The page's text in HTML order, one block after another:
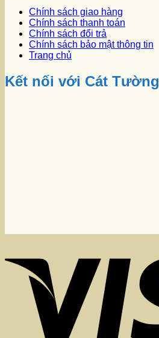
Chính sách giao hàng
Chính sách thanh toán
Chính sách đổi trả
Chính sách bảo mật thông tin
Trang chủ
Kết nối với Cát Tường